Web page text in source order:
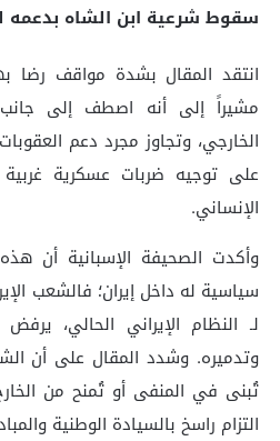
سقوط شرعية ابن الشاه بدعمه
انتقد المقال بشدة مواقف رضا
مشيراً إلى أنه اصطف إلى
الخارجي، وتجاوز مجرد دعم
على توجيه ضربات عسكرية
الإنساني.
وأكدت الصحيفة الإسبانية أن
سياسية له داخل إيران؛ فالشعب
لـ النظام الإيراني الحالي،
وتدميره. وشدد المقال على أن
تُبنى في المنفى أو تُمنح من
التزام راسخ بالسيادة الوطنية